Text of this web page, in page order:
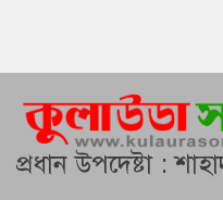
প্রধান উপদেষ্টা :